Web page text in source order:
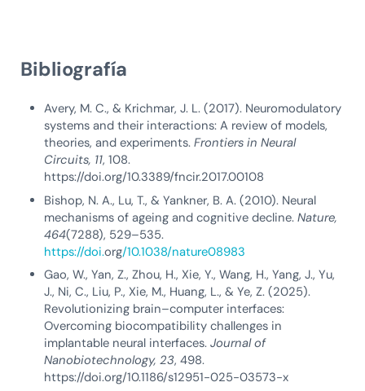
Bibliografía
Avery, M. C., & Krichmar, J. L. (2017). Neuromodulatory
systems and their interactions: A review of models,
theories, and experiments.Frontiers in Neural
Circuits, 11, 108.
https://doi.org/10.3389/fncir.2017.00108
Bishop, N. A., Lu, T., & Yankner, B. A. (2010). Neural
mechanisms of ageing and cognitive decline.Nature,
464(7288), 529–535.
https://doi.org/10.1038/nature08983
Gao, W., Yan, Z., Zhou, H., Xie, Y., Wang, H., Yang, J., Yu,
J., Ni, C., Liu, P., Xie, M., Huang, L., & Ye, Z. (2025).
Revolutionizing brain–computer interfaces:
Overcoming biocompatibility challenges in
implantable neural interfaces.Journal of
Nanobiotechnology, 23, 498.
https://doi.org/10.1186/s12951-025-03573-x